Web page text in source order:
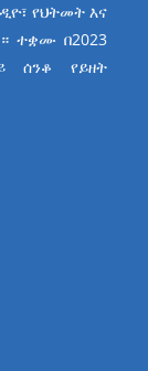
የህትመት እና
ተቋሙ በ2023
ሰንቆ የይዘት